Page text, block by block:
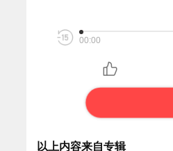
00:00
以上内容来自专辑